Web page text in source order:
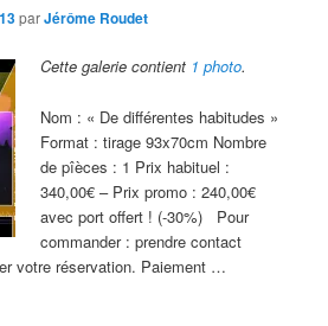
parJérôme Roudet
Cette galerie contient 1 photo.
Nom : « De différentes habitudes »
Format : tirage 93x70cm Nombre
de pîèces : 1 Prix habituel :
340,00€ – Prix promo : 240,00€
avec port offert ! (-30%) Pour
commander : prendre contact
votre réservation. Paiement …